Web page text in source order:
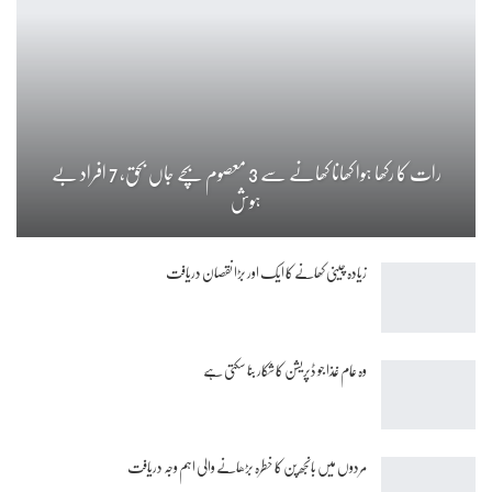
رات کا رکھا ہوا کھانا کھانے سے 3 معصوم بچے جاں بحق، 7 افراد بے
ہوش
زیادہ چینی کھانے کا ایک اور بڑا نقصان دریافت
وہ عام غذا جو ڈپریشن کا شکار بنا سکتی ہے
مردوں میں بانجھ پن کا خطرہ بڑھانے والی اہم وجہ دریافت